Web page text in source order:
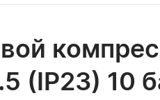
(IP23) 10